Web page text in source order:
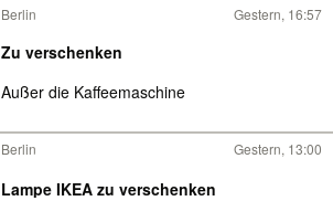
Berlin Gestern, 16:57
Zu verschenken
Außer die Kaffeemaschine
Berlin Gestern, 13:00
Lampe IKEA zu verschenken